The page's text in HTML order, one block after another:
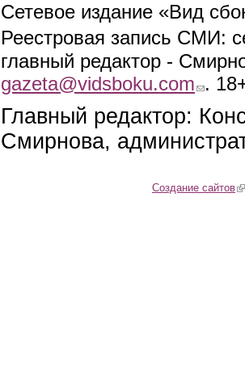
Сетевое издание «Вид
Реестровая запись СМИ:
главный редактор -
gazeta@vidsboku.com (link sends e-
.
Главный редактор:
Смирнова,
Создание сайтов